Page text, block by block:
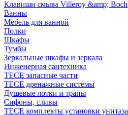
Клавиши смыва Villeroy &amp; Boch
Ванны
Мебель для ванной
Полки
Шкафы
Тумбы
Зеркальные шкафы и зеркала
Инженерная сантехника
TECE запасные части
TECE дренажные системы
Душевые лотки и трапы
Сифоны, сливы
TECE комплекты установки унитаза